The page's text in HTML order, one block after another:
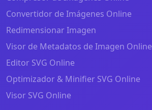
Convertidor de Imágenes Online
Redimensionar Imagen
Visor de Metadatos de Imagen Online
Editor SVG Online
Optimizador & Minifier SVG Online
Visor SVG Online